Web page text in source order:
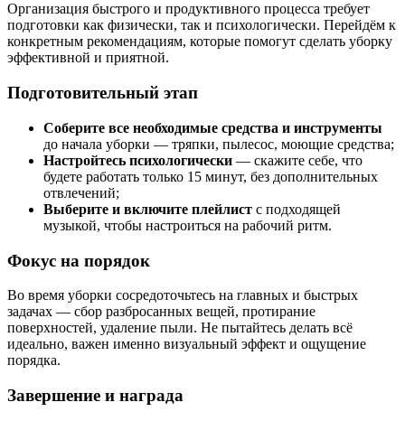
Организация быстрого и продуктивного процесса требует
подготовки как физически, так и психологически. Перейдём к
конкретным рекомендациям, которые помогут сделать уборку
эффективной и приятной.
Подготовительный этап
Соберите все необходимые средства и инструменты
до начала уборки — тряпки, пылесос, моющие средства;
Настройтесь психологически — скажите себе, что
будете работать только 15 минут, без дополнительных
отвлечений;
Выберите и включите плейлист с подходящей
музыкой, чтобы настроиться на рабочий ритм.
Фокус на порядок
Во время уборки сосредоточьтесь на главных и быстрых
задачах — сбор разбросанных вещей, протирание
поверхностей, удаление пыли. Не пытайтесь делать всё
идеально, важен именно визуальный эффект и ощущение
порядка.
Завершение и награда